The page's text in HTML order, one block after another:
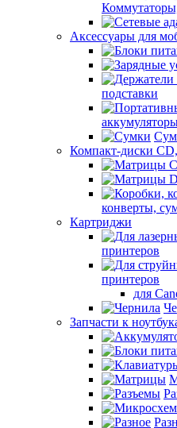
Аксессуары для
подставки
Компакт-диски
конверты,
Картриджи
принтеров
принтеров
для
Запчасти к